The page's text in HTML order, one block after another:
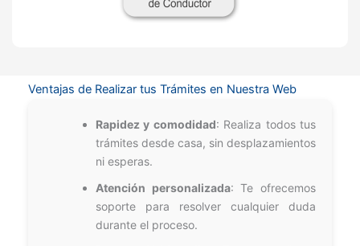
Ventajas de Realizar tus Trámites en Nuestra Web
Rapidez y comodidad: Realiza todos tus
trámites desde casa, sin desplazamientos
ni esperas.
Atención personalizada: Te ofrecemos
soporte para resolver cualquier duda
durante el proceso.